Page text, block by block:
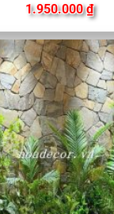
1.950.000₫